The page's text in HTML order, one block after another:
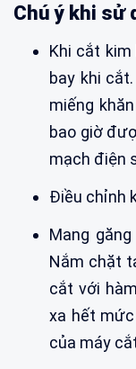
Chú ý khi sử
Khi cắt kim
bay khi
miếng
bao giờ
mạch điện
Điều chỉnh
Mang
Nắm chặt
cắt với
xa hết
của máy